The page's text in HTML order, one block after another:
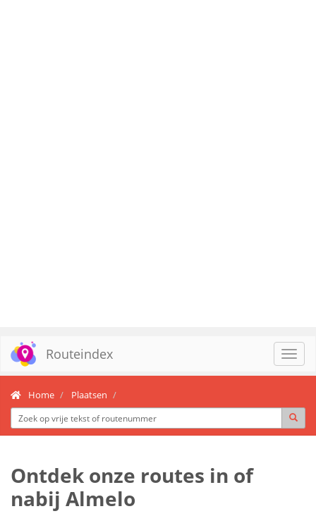
Routeindex
Home Plaatsen
Ontdek onze routes in of
nabij Almelo